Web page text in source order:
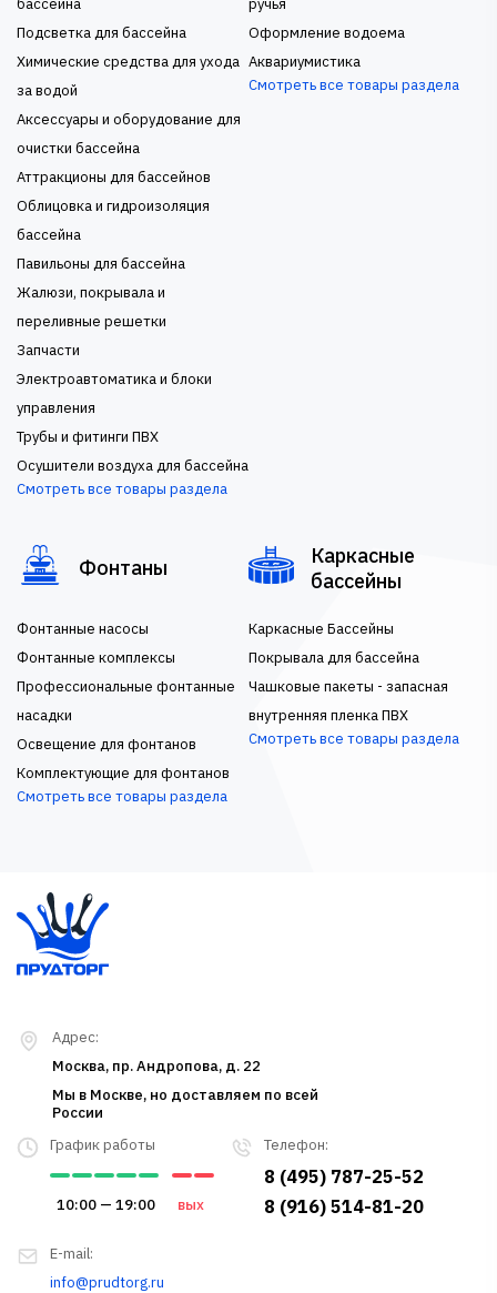
бассейна
Подсветка для бассейна
Химические средства для ухода
за водой
Аксессуары и оборудование для
очистки бассейна
Аттракционы для бассейнов
Облицовка и гидроизоляция
бассейна
Павильоны для бассейна
Жалюзи, покрывала и
переливные решетки
Запчасти
Электроавтоматика и блоки
управления
Трубы и фитинги ПВХ
Осушители воздуха для бассейна
Смотреть все товары раздела
ручья
Оформление водоема
Аквариумистика
Смотреть все товары раздела
Фонтаны
Фонтанные насосы
Фонтанные комплексы
Профессиональные фонтанные
насадки
Освещение для фонтанов
Комплектующие для фонтанов
Смотреть все товары раздела
Каркасные
бассейны
Каркасные Бассейны
Покрывала для бассейна
Чашковые пакеты - запасная
внутренняя пленка ПВХ
Смотреть все товары раздела
Телефон:
8 (495) 787-25-52
8 (916) 514-81-20
График работы
10:00 — 19:00 вых
E-mail:
info@prudtorg.ru
Адрес:
Москва, пр. Андропова, д. 22
Мы в Москве, но доставляем по всей
России